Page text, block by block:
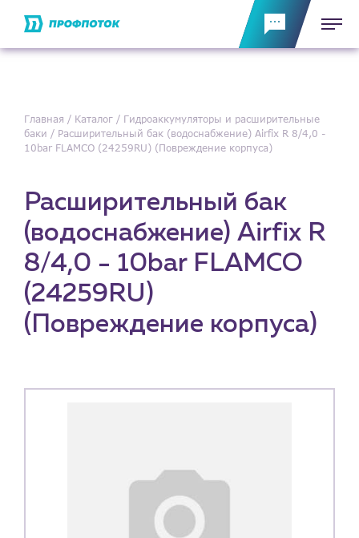
Главная Каталог
Гидроаккумуляторы и расширительные
баки
Расширительный бак (водоснабжение) Airfix R 8/4,0 -
10bar FLAMCO (24259RU) (Повреждение корпуса)
Расширительный бак
(водоснабжение) Airfix R
8/4,0 - 10bar FLAMCO
(24259RU)
(Повреждение корпуса)